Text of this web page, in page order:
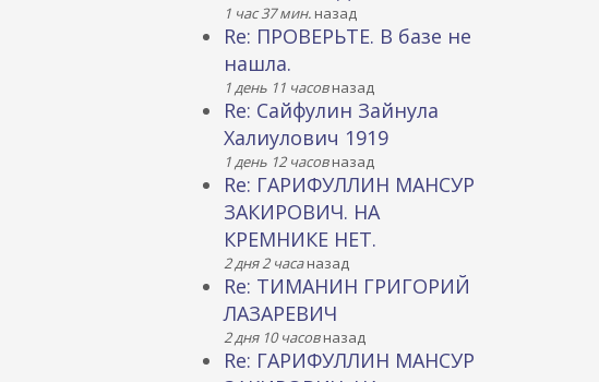
1 час 37 мин.назад
Re: ПРОВЕРЬТЕ. В базе не
нашла.
1 день 11 часовназад
Re: Сайфулин Зайнула
Халиулович 1919
1 день 12 часовназад
Re: ГАРИФУЛЛИН МАНСУР
ЗАКИРОВИЧ. НА
КРЕМНИКЕ НЕТ.
2 дня 2 часаназад
Re: ТИМАНИН ГРИГОРИЙ
ЛАЗАРЕВИЧ
2 дня 10 часовназад
Re: ГАРИФУЛЛИН МАНСУР